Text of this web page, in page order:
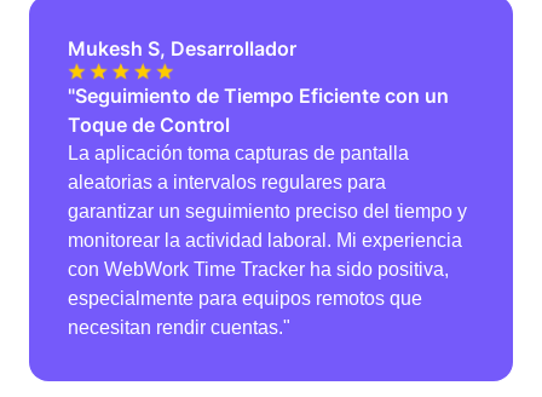
Mukesh S, Desarrollador
"Seguimiento de Tiempo Eficiente con un
Toque de Control
La aplicación toma capturas de pantalla
aleatorias a intervalos regulares para
garantizar un seguimiento preciso del tiempo y
monitorear la actividad laboral. Mi experiencia
con WebWork Time Tracker ha sido positiva,
especialmente para equipos remotos que
necesitan rendir cuentas."